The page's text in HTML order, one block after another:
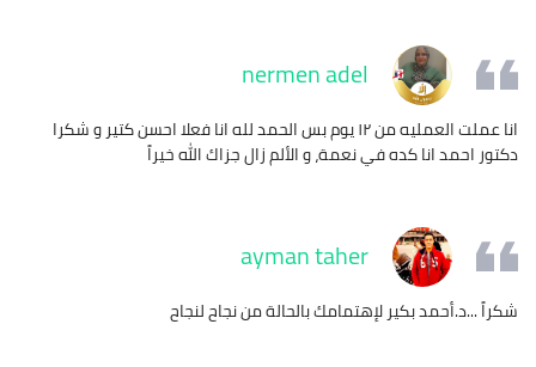
nermen adel
انا عملت العمليه من ١٢ يوم بس الحمد لله انا فعلا احسن كتير و شكرا
دكتور احمد انا كده في نعمة، و الألم زال جزاك الله خيراً
ayman taher
شكراً ...د.أحمد بكير لإهتمامك بالحالة من نجاح لنجاح